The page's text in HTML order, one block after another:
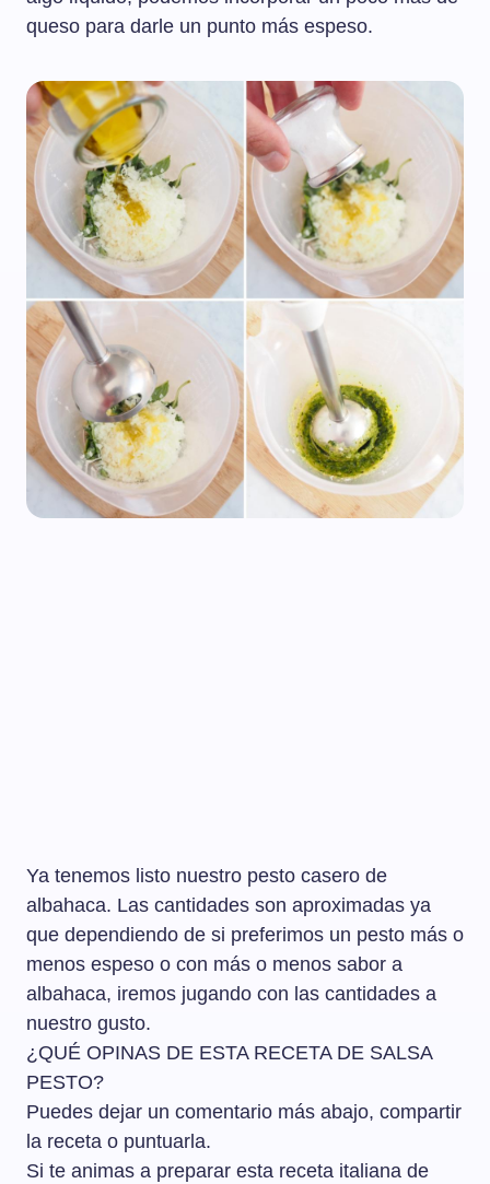
queso para darle un punto más espeso.
Ya tenemos listo nuestro pesto casero de
albahaca. Las cantidades son aproximadas ya
que dependiendo de si preferimos un pesto más o
menos espeso o con más o menos sabor a
albahaca, iremos jugando con las cantidades a
nuestro gusto.
¿QUÉ OPINAS DE ESTA RECETA DE SALSA
PESTO?
Puedes dejar un comentario más abajo, compartir
la receta o puntuarla.
Si te animas a preparar esta receta italiana de